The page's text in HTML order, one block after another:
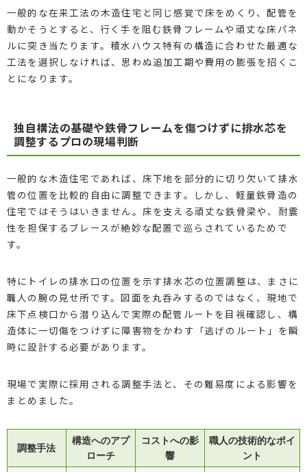
一般的な在来工法の木造住宅と同じ感覚で床をめくり、配管を
動かそうとすると、行く手を阻む鉄骨フレームや頑丈な床パネ
ルに突き当たります。積水ハウス特有の構造に合わせた最適な
工法を選択しなければ、思わぬ追加工期や費用の膨張を招くこ
とになります。
独自構法の基礎や鉄骨フレームを傷つけずに排水芯を
調整するプロの現場判断
一般的な木造住宅であれば、床下地を部分的に切り欠いて排水
管の位置を比較的自由に調整できます。しかし、軽量鉄骨造の
住宅ではそうはいきません。床を支える頑丈な鉄骨梁や、耐震
性を担保するブレースが絶妙な配置で巡らされているためで
す。
特にトイレの排水口の位置を示す排水芯の位置調整は、まさに
職人の腕の見せ所です。図面を丸呑みするのではなく、現地で
床下点検口から潜り込んで実際の配管ルートを目視確認し、構
造体に一切傷をつけずに障害物をかわす「逃げのルート」を瞬
時に設計する必要があります。
現場で実際に採用される調整手法と、その難易度による影響を
まとめました。
調整手法
構造へのアプ
ローチ
コストへの影
響
職人の技術的なポイ
ント